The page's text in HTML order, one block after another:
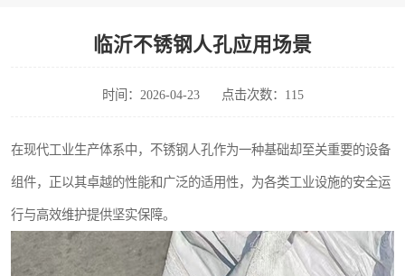
临沂不锈钢人孔应用场景
时间：2026-04-23 点击次数：115
在现代工业生产体系中，不锈钢人孔作为一种基础却至关重要的设备
组件，正以其卓越的性能和广泛的适用性，为各类工业设施的安全运
行与高效维护提供坚实保障。